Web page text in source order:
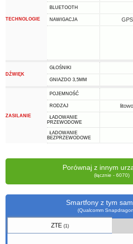
TECHNOLOGIE
BLUETOOTH
NAWIGACJA
DŹWIĘK
GŁOŚNIKI
GNIAZDO 3,5MM
ZASILANIE
POJEMNOŚĆ
RODZAJ
ŁADOWANIE
PRZEWODOWE
ŁADOWANIE
BEZPRZEWODOWE
Porównaj z innym
(łącznie - 6070)
Smartfony z tym
(Qualcomm
ZTE(1)